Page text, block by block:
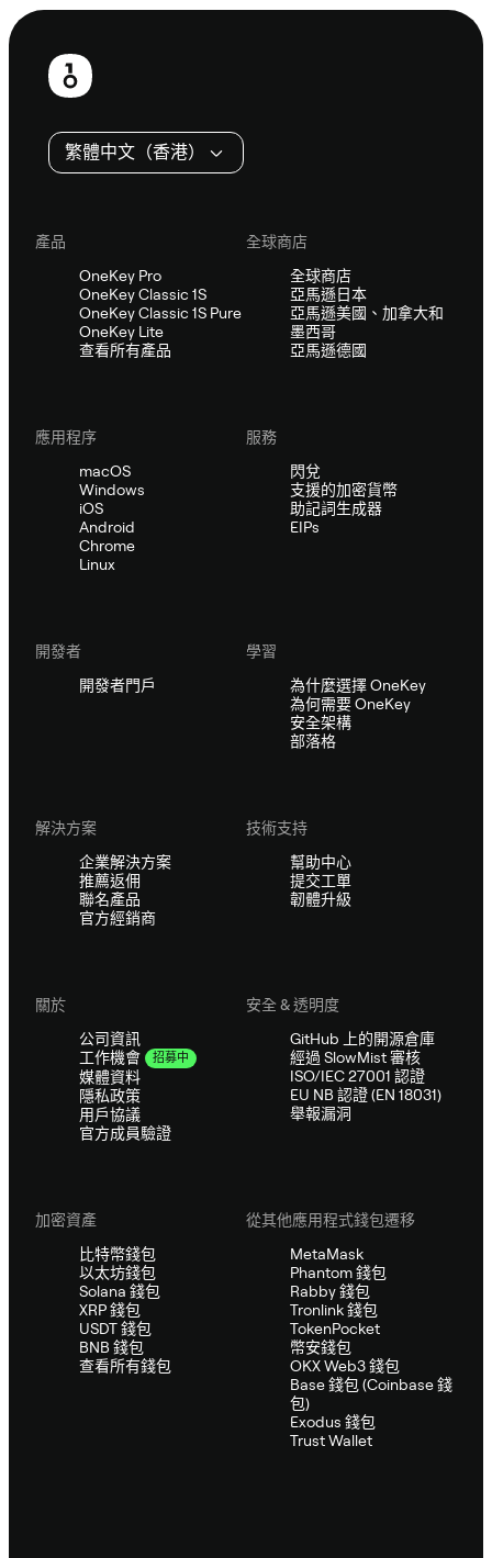
頁
繁體中文（香港）
產品
OneKey Pro
OneKey Classic 1S
OneKey Classic 1S Pure
OneKey Lite
查看所有產品
全球商店
全球商店
亞馬遜日本
亞馬遜美國、加拿大和
墨西哥
亞馬遜德國
應用程序
macOS
Windows
iOS
Android
Chrome
Linux
服務
閃兌
支援的加密貨幣
助記詞生成器
EIPs
開發者
開發者門戶
學習
為什麼選擇 OneKey
為何需要 OneKey
安全架構
部落格
解決方案
企業解決方案
推薦返佣
聯名產品
官方經銷商
技術支持
幫助中心
提交工單
韌體升級
關於
公司資訊
工作機會
招募中
媒體資料
隱私政策
用戶協議
官方成員驗證
安全 & 透明度
GitHub 上的開源倉庫
經過 SlowMist 審核
ISO/IEC 27001 認證
EU NB 認證 (EN 18031)
舉報漏洞
加密資產
比特幣錢包
以太坊錢包
Solana 錢包
XRP 錢包
USDT 錢包
BNB 錢包
查看所有錢包
從其他應用程式錢包遷移
MetaMask
Phantom 錢包
Rabby 錢包
Tronlink 錢包
TokenPocket
幣安錢包
OKX Web3 錢包
Base 錢包 (Coinbase 錢
包)
Exodus 錢包
Trust Wallet